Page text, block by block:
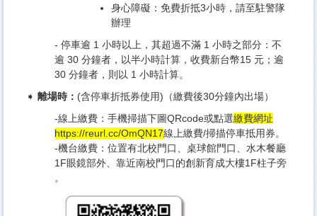
身心障礙：免費折抵3小時，請至駐警隊
辦理
- 停車逾 1 小時以上，其超過不滿 1 小時之部分：不
逾 30 分鐘者，以半小時計算，收費新台幣15 元；逾
30 分鐘者，則以 1 小時計算。
➧ 離場時： (含停車折抵券使用)（繳費後30分鐘內出場）
-線上繳費：手機掃描下圖QRcode或點選繳費網址
https://reurl.cc/OmQN17線上繳費/掃描停車抵用券。
-機台繳費：位置有北校門口、桌球館門口、水木餐廳
1F眼鏡部外、靠近南校門口的創新育成大樓1F柱子旁
。